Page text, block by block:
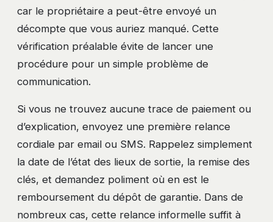
car le propriétaire a peut-être envoyé un
décompte que vous auriez manqué. Cette
vérification préalable évite de lancer une
procédure pour un simple problème de
communication.
Si vous ne trouvez aucune trace de paiement ou
d’explication, envoyez une première relance
cordiale par email ou SMS. Rappelez simplement
la date de l’état des lieux de sortie, la remise des
clés, et demandez poliment où en est le
remboursement du dépôt de garantie. Dans de
nombreux cas, cette relance informelle suffit à